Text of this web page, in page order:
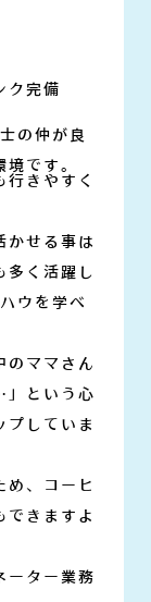
ク完備
の仲が良
です。
きやすく
かせる事は
多く活躍し
ウを学べ
のママさん
」という心
プしていま
め、コーヒ
できますよ
ーター業務